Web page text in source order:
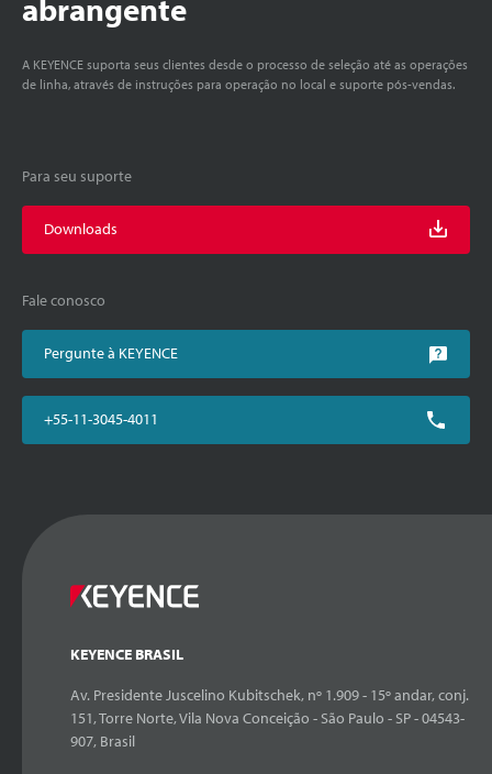
abrangente
A KEYENCE suporta seus clientes desde o processo de seleção até as operações
de linha, através de instruções para operação no local e suporte pós-vendas.
Para seu suporte
Downloads
Fale conosco
Pergunte à KEYENCE
+55-11-3045-4011
KEYENCE BRASIL
Av. Presidente Juscelino Kubitschek, nº 1.909 - 15º andar, conj.
151, Torre Norte, Vila Nova Conceição - São Paulo - SP - 04543-
907, Brasil